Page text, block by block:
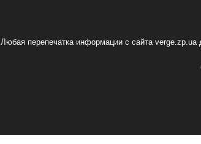
Любая перепечатка информации с сайта verge.zp.ua